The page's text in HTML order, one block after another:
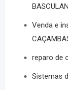
Venda e
reparo de
Sistemas